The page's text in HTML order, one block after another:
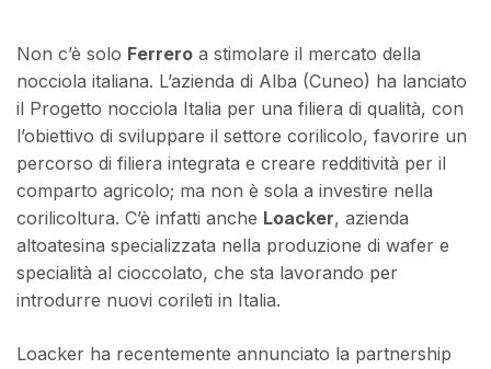
Non c’è solo Ferrero a stimolare il mercato della
nocciola italiana. L’azienda di Alba (Cuneo) ha lanciato
il Progetto nocciola Italia per una filiera di qualità, con
l’obiettivo di sviluppare il settore corilicolo, favorire un
percorso di filiera integrata e creare redditività per il
comparto agricolo; ma non è sola a investire nella
corilicoltura. C’è infatti anche Loacker, azienda
altoatesina specializzata nella produzione di wafer e
specialità al cioccolato, che sta lavorando per
introdurre nuovi corileti in Italia.
Loacker ha recentemente annunciato la partnership